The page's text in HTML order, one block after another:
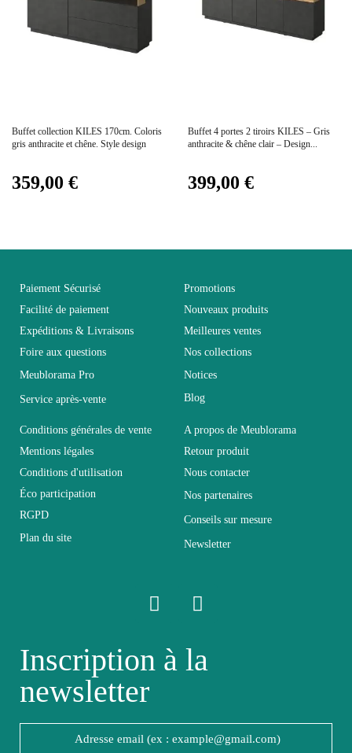
Dimensions
Empilable Non Empilable
Entretien
Facile d'entretien avec un
Fixe Non fixe
Garantie
Longueur
Style du
Buffet collection KILES 170cm. Coloris
gris anthracite et chêne. Style design
359,00 €
Buffet 4 portes 2 tiroirs KILES – Gris
anthracite & chêne clair – Design...
399,00 €
Paiement Sécurisé
Facilité de paiement
Expéditions & Livraisons
Foire aux questions
Meublorama Pro
Service après-vente
Promotions
Nouveaux produits
Meilleures ventes
Nos collections
Notices
Blog
Conditions générales de vente
Mentions légales
Conditions d'utilisation
Éco participation
RGPD
Plan du site
A propos de Meublorama
Retour produit
Nous contacter
Nos partenaires
Conseils sur mesure
Newsletter
Inscription à la
newsletter